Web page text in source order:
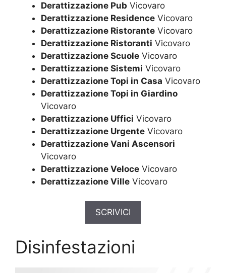
Derattizzazione Pub Vicovaro
Derattizzazione Residence Vicovaro
Derattizzazione Ristorante Vicovaro
Derattizzazione Ristoranti Vicovaro
Derattizzazione Scuole Vicovaro
Derattizzazione Sistemi Vicovaro
Derattizzazione Topi in Casa Vicovaro
Derattizzazione Topi in Giardino
Vicovaro
Derattizzazione Uffici Vicovaro
Derattizzazione Urgente Vicovaro
Derattizzazione Vani Ascensori
Vicovaro
Derattizzazione Veloce Vicovaro
Derattizzazione Ville Vicovaro
SCRIVICI
Disinfestazioni